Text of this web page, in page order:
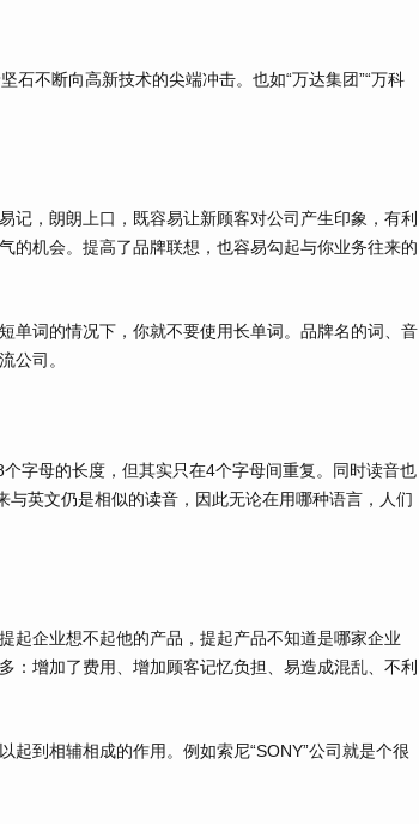
不断向高新技术的尖端冲击。也如“万达集团”“万科
，朗朗上口，既容易让新顾客对公司产生印象，有利
的机会。提高了品牌联想，也容易勾起与你业务往来的
词的情况下，你就不要使用长单词。品牌名的词、音
公司。
母的长度，但其实只在4个字母间重复。同时读音也
与英文仍是相似的读音，因此无论在用哪种语言，人们
企业想不起他的产品，提起产品不知道是哪家企业
：增加了费用、增加顾客记忆负担、易造成混乱、不利
到相辅相成的作用。例如索尼“SONY”公司就是个很